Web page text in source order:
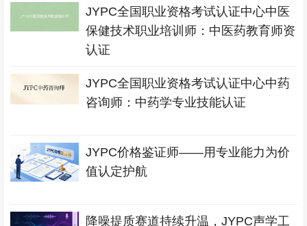
JYPC全国职业资格考试认证中心中医
保健技术职业培训师：中医药教育师资
认证
JYPC全国职业资格考试认证中心中药
咨询师：中药学专业技能认证
JYPC价格鉴证师——用专业能力为价
值认定护航
降噪提质赛道持续升温，JYPC声学工